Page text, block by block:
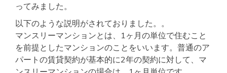
ってみました。
以下のような説明がされておりました。。
マンスリーマンションとは、1ヶ月の単位で住むこと
を前提としたマンションのことをいいます。普通のア
パートの賃貸契約が基本的に2年の契約に対して、マ